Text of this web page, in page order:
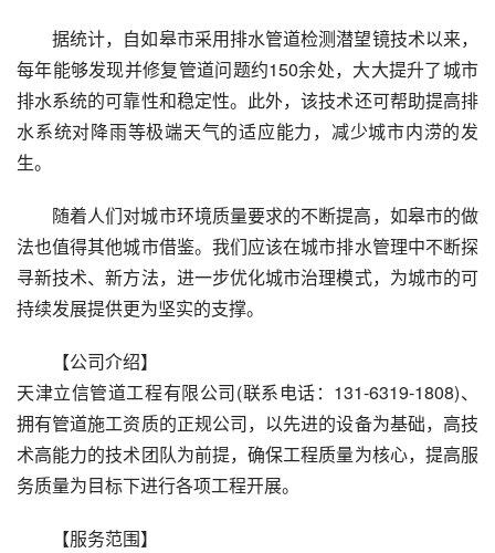
据统计，自如皋市采用排水管道检测潜望镜技术以来，
每年能够发现并修复管道问题约150余处，大大提升了城市
排水系统的可靠性和稳定性。此外，该技术还可帮助提高排
水系统对降雨等极端天气的适应能力，减少城市内涝的发
生。
随着人们对城市环境质量要求的不断提高，如皋市的做
法也值得其他城市借鉴。我们应该在城市排水管理中不断探
寻新技术、新方法，进一步优化城市治理模式，为城市的可
持续发展提供更为坚实的支撑。
【公司介绍】
天津立信管道工程有限公司(联系电话：131-6319-1808)、
拥有管道施工资质的正规公司，以先进的设备为基础，高技
术高能力的技术团队为前提，确保工程质量为核心，提高服
务质量为目标下进行各项工程开展。
【服务范围】